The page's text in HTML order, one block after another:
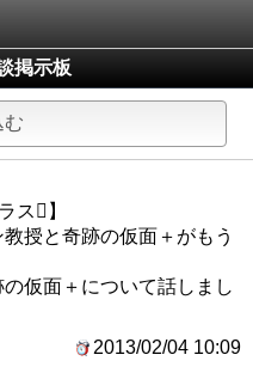
掲示板
む
ス】
授と奇跡の仮面＋がもう
仮面＋について話しまし
2013/02/04 10:09